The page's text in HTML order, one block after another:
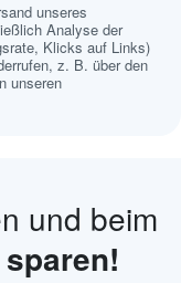
unseres
Analyse der
Klicks auf Links)
z. B. über den
unseren
und beim